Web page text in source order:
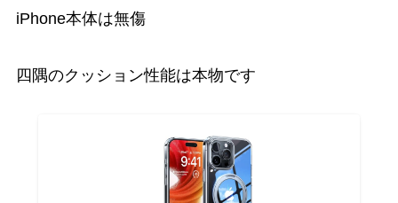
iPhone本体は無傷
四隅のクッション性能は本物です